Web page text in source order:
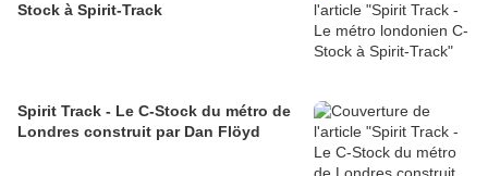
Stock à Spirit-Track
Spirit Track - Le C-Stock du métro de
Londres construit par Dan Flöyd